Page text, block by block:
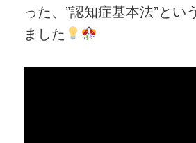
った、”認知症基本法”とい
ました